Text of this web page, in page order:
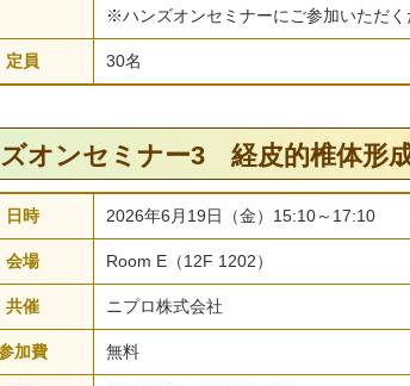
※ハンズオンセミナーにご参加いただく
定員 30名
オンセミナー3 経皮的椎体形成
日時 2026年6月19日（金）15:10～17:10
会場 Room E（12F 1202）
共催 ニプロ株式会社
加費 無料